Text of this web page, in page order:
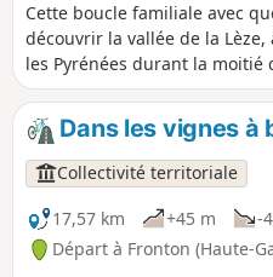
Cette boucle familiale avec
découvrir la vallée de la
les Pyrénées durant la moitié
également de nombreux
du patrimoine historique.
Dans les vignes à
Collectivité territoriale
17,57 km
+45 m -
Départ à Fronton (Haute-